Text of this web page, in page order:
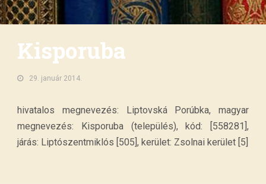
Kisporuba
29. január 2014.
hivatalos megnevezés: Liptovská Porúbka, magyar
megnevezés: Kisporuba (település), kód: [558281],
járás: Liptószentmiklós [505], kerület: Zsolnai kerület [5]